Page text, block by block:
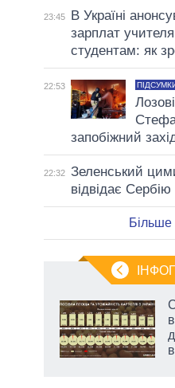
23:45
В Україні
зарплат
студентам: як
22:53
запобіжний
22:32 Зеленський
відвідає Сербію
Більше